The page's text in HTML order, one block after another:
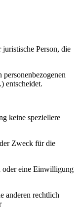
Person, die
entscheidet.
keine speziellere
Zweck für die
oder eine Einwilligung
anderen rechtlich